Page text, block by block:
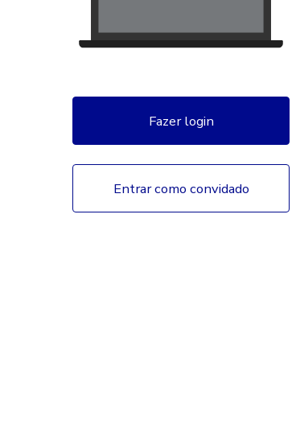
Fazer login
Entrar como convidado